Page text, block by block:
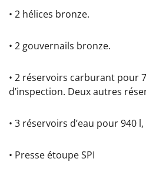
• 2 hélices bronze.
• 2 gouvernails bronze.
• 2 réservoirs carburant pour
d’inspection. Deux autres
• 3 réservoirs d’eau pour 940 l,
• Presse étoupe SPI